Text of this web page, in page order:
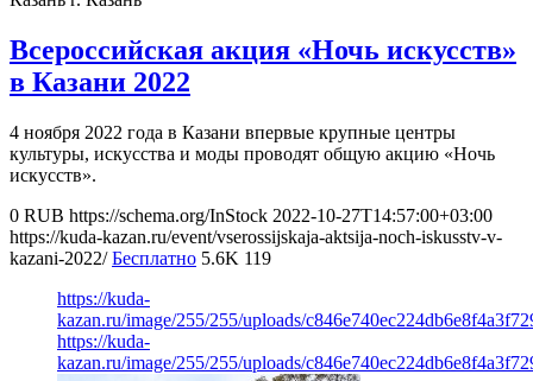
Всероссийская акция «Ночь искусств»
в Казани 2022
4 ноября 2022 года в Казани впервые крупные центры
культуры, искусства и моды проводят общую акцию «Ночь
искусств».
0 RUB https://schema.org/InStock 2022-10-27T14:57:00+03:00
https://kuda-kazan.ru/event/vserossijskaja-aktsija-noch-iskusstv-v-
kazani-2022/ Бесплатно 5.6K 119
https://kuda-
kazan.ru/image/255/255/uploads/
https://kuda-
kazan.ru/image/255/255/uploads/